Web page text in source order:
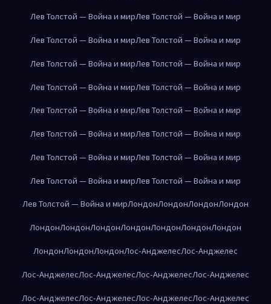
Лев Толстой — Война и мирЛев Толстой — Война и мир
Лев Толстой — Война и мирЛев Толстой — Война и мир
Лев Толстой — Война и мирЛев Толстой — Война и мир
Лев Толстой — Война и мирЛев Толстой — Война и мир
Лев Толстой — Война и мирЛев Толстой — Война и мир
Лев Толстой — Война и мирЛев Толстой — Война и мир
Лев Толстой — Война и мирЛев Толстой — Война и мир
Лев Толстой — Война и мирЛев Толстой — Война и мир
Лев Толстой — Война и мирЛондонЛондонЛондонЛондон
ЛондонЛондонЛондонЛондонЛондонЛондонЛондон
ЛондонЛондонЛондонЛос-АнджелесЛос-Анджелес
Лос-АнджелесЛос-АнджелесЛос-АнджелесЛос-Анджелес
Лос-АнджелесЛос-АнджелесЛос-АнджелесЛос-Анджелес